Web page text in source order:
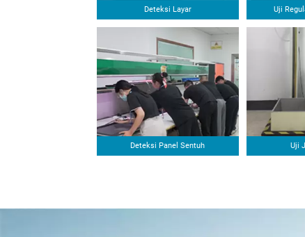
Deteksi Layar Uji
Deteksi Panel Sentuh Uji